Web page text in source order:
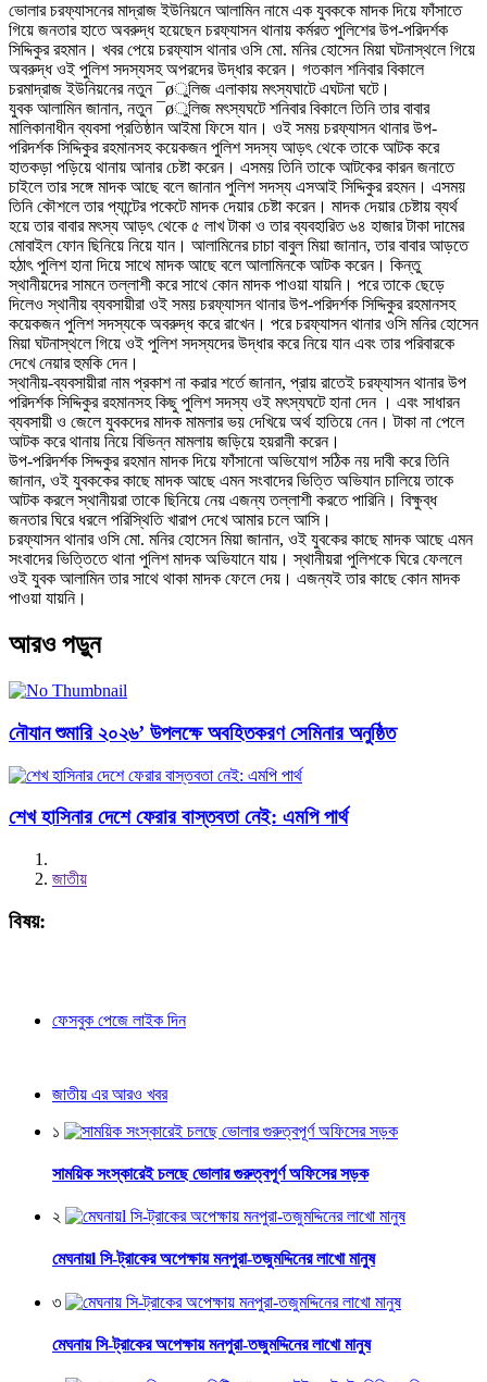
ভোলার চরফ্যাসনের মাদ্রাজ ইউনিয়নে আলামিন নামে এক যুবককে মাদক দিয়ে ফাঁসাতে
গিয়ে জনতার হাতে অবরুদ্ধ হয়েছেন চরফ্যাসন থানায় কর্মরত পুলিশের উপ-পরিদর্শক
সিদ্দিকুর রহমান। খবর পেয়ে চরফ্যাস থানার ওসি মো. মনির হোসেন মিয়া ঘটনাস্থলে গিয়ে
অবরুদ্ধ ওই পুলিশ সদস্যসহ অপরদের উদ্ধার করেন। গতকাল শনিবার বিকালে
চরমাদ্রাজ ইউনিয়নের নতুন ¯øুলিজ এলাকায় মৎস্যঘাটে এঘটনা ঘটে।
যুবক আলামিন জানান, নতুন ¯øুলিজ মৎস্যঘটে শনিবার বিকালে তিনি তার বাবার
মালিকানাধীন ব্যবসা প্রতিষ্ঠান আইমা ফিসে যান। ওই সময় চরফ্যাসন থানার উপ-
পরিদর্শক সিদ্দিকুর রহমানসহ কয়েকজন পুলিশ সদস্য আড়ৎ থেকে তাকে আটক করে
হাতকড়া পড়িয়ে থানায় আনার চেষ্টা করেন। এসময় তিনি তাকে আটকের কারন জনাতে
চাইলে তার সঙ্গে মাদক আছে বলে জানান পুলিশ সদস্য এসআই সিদ্দিকুর রহমন। এসময়
তিনি কৌশলে তার প্যান্টের পকেটে মাদক দেয়ার চেষ্টা করেন। মাদক দেয়ার চেষ্টায় ব্যর্থ
হয়ে তার বাবার মৎস্য আড়ৎ থেকে ৫ লাখ টাকা ও তার ব্যবহারিত ৬৪ হাজার টাকা দামের
মোবাইল ফোন ছিনিয়ে নিয়ে যান। আলামিনের চাচা বাবুল মিয়া জানান, তার বাবার আড়তে
হঠাৎ পুলিশ হানা দিয়ে সাথে মাদক আছে বলে আলামিনকে আটক করেন। কিন্তু
স্থানীয়দের সামনে তল্লাশী করে সাথে কোন মাদক পাওয়া যায়নি। পরে তাকে ছেড়ে
দিলেও স্থানীয় ব্যবসায়ীরা ওই সময় চরফ্যাসন থানার উপ-পরিদর্শক সিদ্দিকুর রহমানসহ
কয়েকজন পুলিশ সদস্যকে অবরুদ্ধ করে রাখেন। পরে চরফ্যাসন থানার ওসি মনির হোসেন
মিয়া ঘটনাস্থলে গিয়ে ওই পুলিশ সদস্যদের উদ্ধার করে নিয়ে যান এবং তার পরিবারকে
দেখে নেয়ার হুমকি দেন।
স্থানীয়-ব্যবসায়ীরা নাম প্রকাশ না করার শর্তে জানান, প্রায় রাতেই চরফ্যাসন থানার উপ
পরিদর্শক সিদ্দিকুর রহমানসহ কিছু পুলিশ সদস্য ওই মৎস্যঘটে হানা দেন । এবং সাধারন
ব্যবসায়ী ও জেলে যুবকদের মাদক মামলার ভয় দেখিয়ে অর্থ হাতিয়ে নেন। টাকা না পেলে
আটক করে থানায় নিয়ে বিভিন্ন মামলায় জড়িয়ে হয়রানী করেন।
উপ-পরিদর্শক সিদ্দকুর রহমান মাদক দিয়ে ফাঁসানো অভিযোগ সঠিক নয় দাবী করে তিনি
জানান, ওই যুবককের কাছে মাদক আছে এমন সংবাদের ভিত্তি অভিযান চালিয়ে তাকে
আটক করলে স্থানীয়রা তাকে ছিনিয়ে নেয় এজন্য তল্লাশী করতে পারিনি। বিক্ষুব্ধ
জনতার ঘিরে ধরলে পরিস্থিতি খারাপ দেখে আমার চলে আসি।
চরফ্যাসন থানার ওসি মো. মনির হোসেন মিয়া জানান, ওই যুবকের কাছে মাদক আছে এমন
সংবাদের ভিত্তিতে থানা পুলিশ মাদক অভিযানে যায়। স্থানীয়রা পুলিশকে ঘিরে ফেললে
ওই যুবক আলামিন তার সাথে থাকা মাদক ফেলে দেয়। এজন্যই তার কাছে কোন মাদক
পাওয়া যায়নি।
আরও পড়ুন
নৌযান শুমারি ২০২৬’ উপলক্ষে অবহিতকরণ সেমিনার অনুষ্ঠিত
শেখ হাসিনার দেশে ফেরার বাস্তবতা নেই: এমপি পার্থ
জাতীয়
বিষয়:
ফেসবুক পেজে লাইক দিন
জাতীয় এর আরও খবর
১
সাময়িক সংস্কারেই চলছে ভোলার গুরুত্বপূর্ণ অফিসের সড়ক
২
মেঘনায়l সি-ট্রাকের অপেক্ষায় মনপুরা-তজুমদ্দিনের লাখো মানুষ
৩
মেঘনায় সি-ট্রাকের অপেক্ষায় মনপুরা-তজুমদ্দিনের লাখো মানুষ